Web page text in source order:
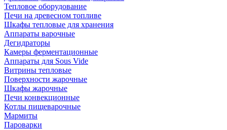
Тепловое оборудование
Печи на древесном топливе
Шкафы тепловые для хранения
Аппараты варочные
Дегидраторы
Камеры ферментационные
Аппараты для Sous Vide
Витрины тепловые
Поверхности жарочные
Шкафы жарочные
Печи конвекционные
Котлы пищеварочные
Мармиты
Пароварки